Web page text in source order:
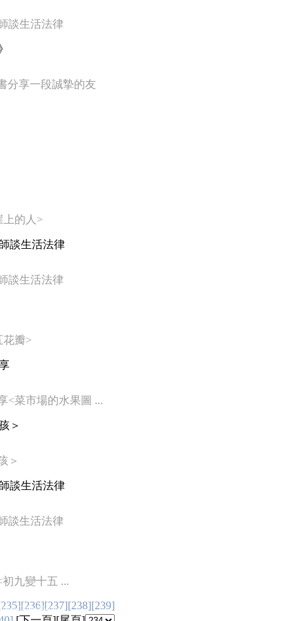
談生活法律
分享一段誠摯的友
上的人>
談生活法律
談生活法律
花瓣>
<菜市場的水果圖 ...
＞
＞
談生活法律
談生活法律
九變十五 ...
[236][237][238][239]
Good News